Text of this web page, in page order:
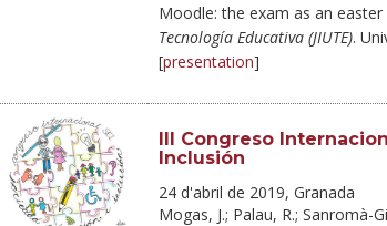
Moodle: the exam as an easter
Tecnología Educativa (JIUTE).
[presentation]
III Congreso
Inclusión
24 d'abril de 2019, Granada
Mogas, J.; Palau, R.; Sanromà-